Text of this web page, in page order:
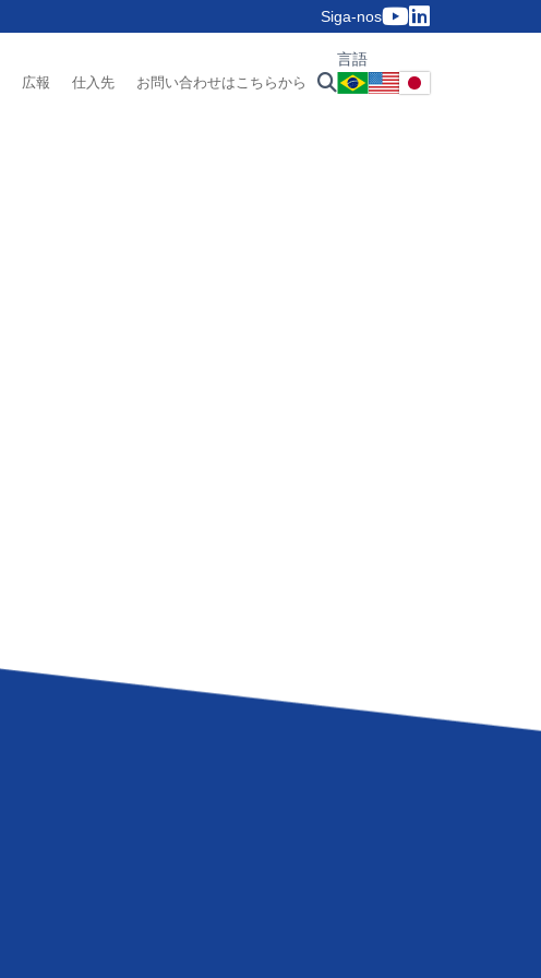
Siga-nos
広報 仕入先 お問い合わせはこちらから
言語